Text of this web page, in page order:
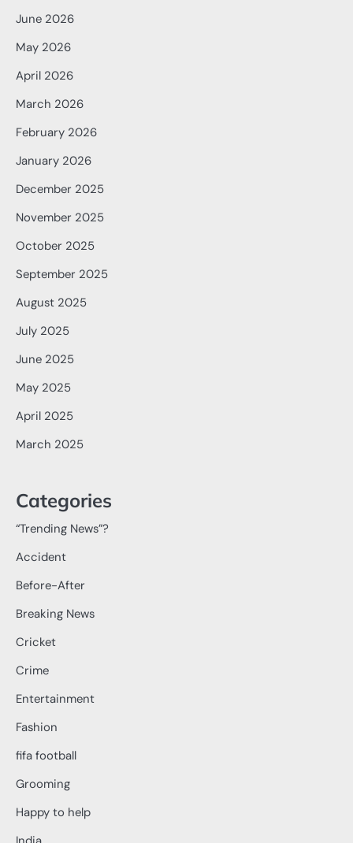
June 2026
May 2026
April 2026
March 2026
February 2026
January 2026
December 2025
November 2025
October 2025
September 2025
August 2025
July 2025
June 2025
May 2025
April 2025
March 2025
Categories
“Trending News”?
Accident
Before-After
Breaking News
Cricket
Crime
Entertainment
Fashion
fifa football
Grooming
Happy to help